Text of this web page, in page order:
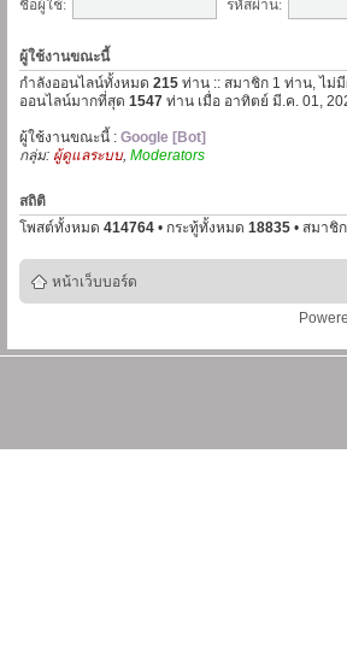
ชื่อผู้ใช้:
รหัสผ่าน:
ผู้ใช้งานขณะนี้
กำลังออนไลน์ทั้งหมด 215 ท่าน :: สมาชิก 1 ท่าน, ไม่
ออนไลน์มากที่สุด 1547 ท่าน เมื่อ อาทิตย์ มี.ค. 01,
ผู้ใช้งานขณะนี้ : Google [Bot]
กลุ่ม: ผู้ดูแลระบบ, Moderators
สถิติ
โพสต์ทั้งหมด 414764 • กระทู้ทั้งหมด 18835 • สมาชิ
หน้าเว็บบอร์ด